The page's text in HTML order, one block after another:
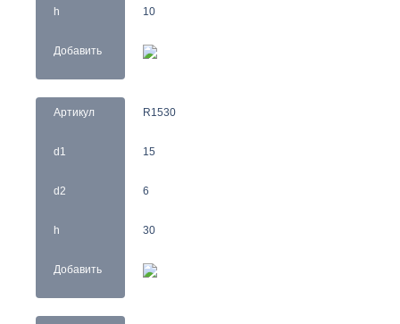
h
Добавить
10
Артикул
d1
d2
h
Добавить
R1530
15
6
30